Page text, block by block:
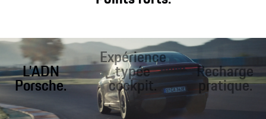
L’ADN
Porsche.
Le Cayenne Coupé
Expérience
typée
cockpit.
Expérience unique
Recharge
pratique.